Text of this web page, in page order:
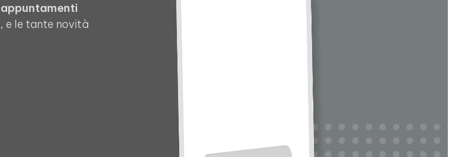
appuntamenti
, e le tante novità